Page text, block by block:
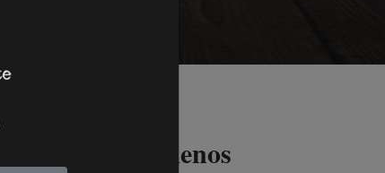
sospecha al menos